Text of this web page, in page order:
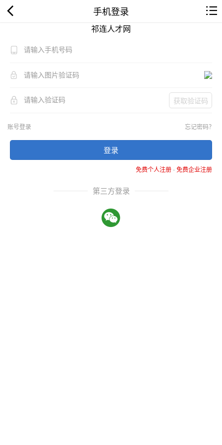
手机登录
祁连人才网
获取验证码
账号登录 忘记密码？
登录
免费个人注册-免费企业注册
第三方登录